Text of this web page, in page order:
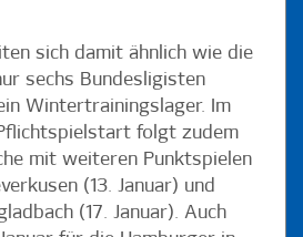
sich damit ähnlich wie die
sechs Bundesligisten
Wintertrainingslager. Im
folgt zudem
mit weiteren Punktspielen
(13. Januar) und
(17. Januar). Auch